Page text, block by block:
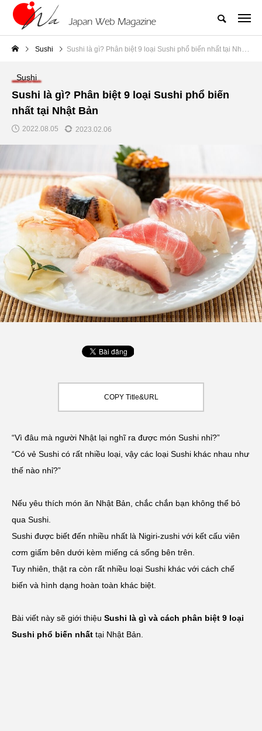
Sushi Sushi là gì? Phân biệt 9 loại Sushi phổ biến nhất tại Nhật Bản
Sushi
Sushi là gì? Phân biệt 9 loại Sushi phổ biến
nhất tại Nhật Bản
2022.08.05 2023.02.06
COPY Title&URL
“Vì đâu mà người Nhật lại nghĩ ra được món Sushi nhỉ?”
“Có vẻ Sushi có rất nhiều loại, vậy các loại Sushi khác nhau như
thế nào nhỉ?”
Nếu yêu thích món ăn Nhật Bản, chắc chắn bạn không thể bỏ
qua Sushi.
Sushi được biết đến nhiều nhất là Nigiri-zushi với kết cấu viên
cơm giấm bên dưới kèm miếng cá sống bên trên.
Tuy nhiên, thật ra còn rất nhiều loại Sushi khác với cách chế
biến và hình dạng hoàn toàn khác biệt.
Bài viết này sẽ giới thiệu Sushi là gì và cách phân biệt 9 loại
Sushi phổ biến nhất tại Nhật Bản.